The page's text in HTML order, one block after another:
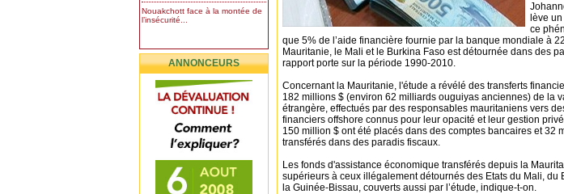
Nouakchott face à la montée de
l’insécurité...
ANNONCEURS
lève
ce
que 5% de l’aide financière fournie par la banque mondiale à
Mauritanie, le Mali et le Burkina Faso est détournée dans des
rapport porte sur la période 1990-2010.
Concernant la Mauritanie, l'étude a révélé des transferts
182 millions $ (environ 62 milliards ouguiyas anciennes) de la
étrangère, effectués par des responsables mauritaniens vers
financiers offshore connus pour leur opacité et leur gestion
150 million $ ont été placés dans des comptes bancaires et 32
transférés dans des paradis fiscaux.
Les fonds d'assistance économique transférés depuis la
supérieurs à ceux illégalement détournés des Etats du Mali, du
la Guinée-Bissau, couverts aussi par l’étude, indique-t-on.